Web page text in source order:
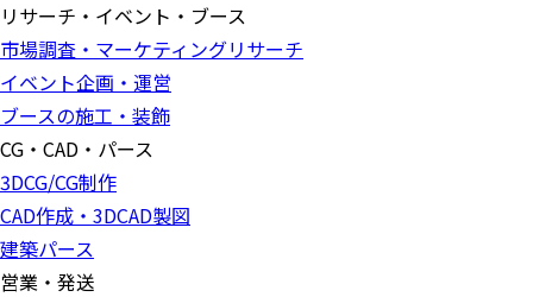
リサーチ・イベント・ブース
市場調査・マーケティングリサーチ
イベント企画・運営
ブースの施工・装飾
CG・CAD・パース
3DCG/CG制作
CAD作成・3DCAD製図
建築パース
営業・発送